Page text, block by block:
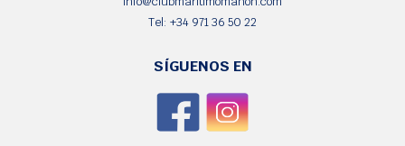
Tel: +34 971 36 50 22
SÍGUENOS EN